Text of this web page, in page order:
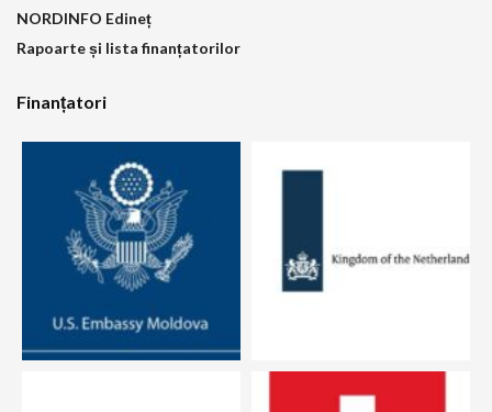
NORDINFO Edineț
Rapoarte și lista finanțatorilor
Finanțatori